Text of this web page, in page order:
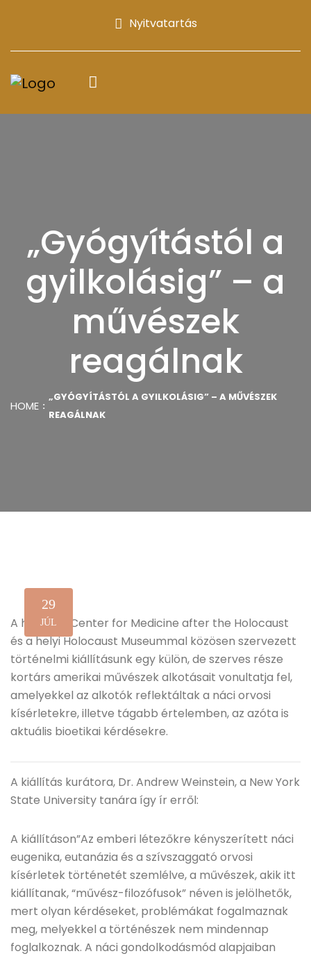
Nyitvatartás
„Gyógyítástól a
gyilkolásig” – a
művészek
reagálnak
HOME
„GYÓGYÍTÁSTÓL A GYILKOLÁSIG” – A MŰVÉSZEK
REAGÁLNAK
29
JÚL
A houstoni Center for Medicine after the Holocaust
és a helyi Holocaust Museummal közösen szervezett
történelmi kiállításunk egy külön, de szerves része
kortárs amerikai művészek alkotásait vonultatja fel,
amelyekkel az alkotók reflektáltak a náci orvosi
kísérletekre, illetve tágabb értelemben, az azóta is
aktuális bioetikai kérdésekre.
A kiállítás kurátora, Dr. Andrew Weinstein, a New York
State University tanára így ír erről:
A kiállításon”Az emberi létezőkre kényszerített náci
eugenika, eutanázia és a szívszaggató orvosi
kísérletek történetét szemlélve, a művészek, akik itt
kiállítanak, “művész-filozófusok” néven is jelölhetők,
mert olyan kérdéseket, problémákat fogalmaznak
meg, melyekkel a történészek nem mindennap
foglalkoznak. A náci gondolkodásmód alapjaiban